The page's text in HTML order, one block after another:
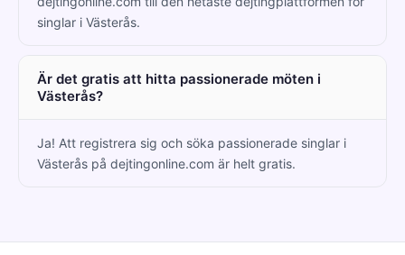
singlar i Västerås.
Är det gratis att hitta passionerade möten i
Västerås?
Ja! Att registrera sig och söka passionerade singlar i
Västerås på dejtingonline.com är helt gratis.